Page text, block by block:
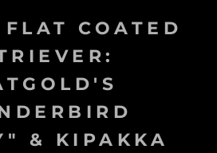
COATED
& KIPAKKA